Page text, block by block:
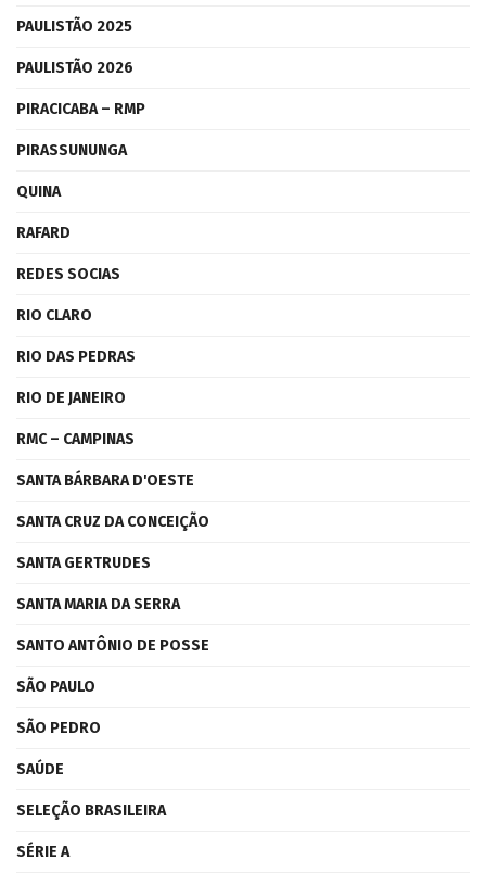
PAULISTÃO 2025
PAULISTÃO 2026
PIRACICABA – RMP
PIRASSUNUNGA
QUINA
RAFARD
REDES SOCIAS
RIO CLARO
RIO DAS PEDRAS
RIO DE JANEIRO
RMC – CAMPINAS
SANTA BÁRBARA D'OESTE
SANTA CRUZ DA CONCEIÇÃO
SANTA GERTRUDES
SANTA MARIA DA SERRA
SANTO ANTÔNIO DE POSSE
SÃO PAULO
SÃO PEDRO
SAÚDE
SELEÇÃO BRASILEIRA
SÉRIE A